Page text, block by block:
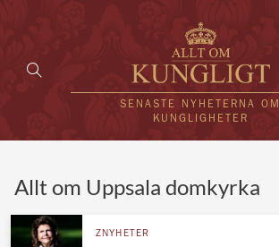
SENASTE NYHETERNA OM
KUNGLIGHETER
Allt om Uppsala domkyrka
ZNYHETER